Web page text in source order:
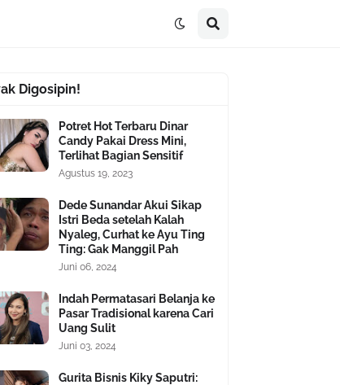
Digosipin!
Potret Hot Terbaru Dinar
Candy Pakai Dress Mini,
Terlihat Bagian Sensitif
Agustus 19, 2023
Dede Sunandar Akui Sikap
Istri Beda setelah Kalah
Nyaleg, Curhat ke Ayu Ting
Ting: Gak Manggil Pah
Juni 06, 2024
Indah Permatasari Belanja ke
Pasar Tradisional karena Cari
Uang Sulit
Juni 03, 2024
Gurita Bisnis Kiky Saputri: